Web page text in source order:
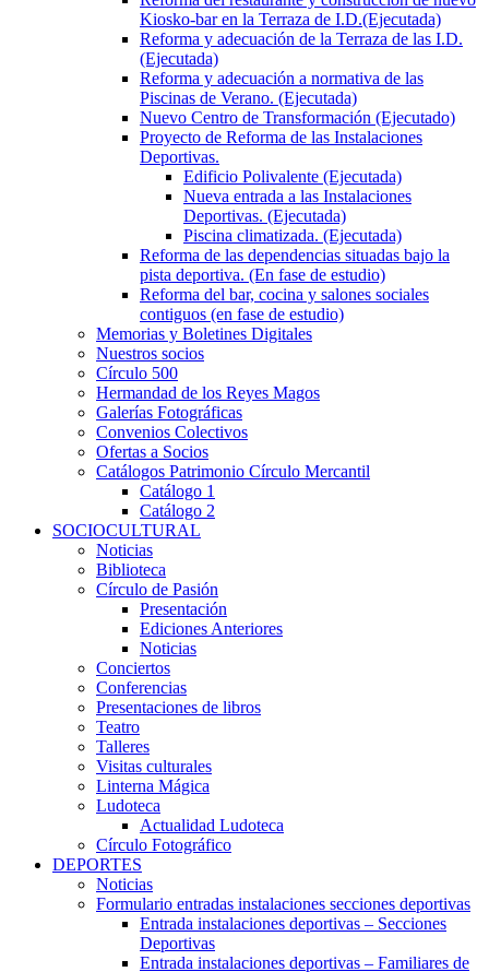
Kiosko-bar en la Terraza de I.D.(Ejecutada)
Reforma y adecuación de la Terraza de las I.D.
(Ejecutada)
Reforma y adecuación a normativa de las
Piscinas de Verano. (Ejecutada)
Nuevo Centro de Transformación (Ejecutado)
Proyecto de Reforma de las Instalaciones
Deportivas.
Edificio Polivalente (Ejecutada)
Nueva entrada a las Instalaciones
Deportivas. (Ejecutada)
Piscina climatizada. (Ejecutada)
Reforma de las dependencias situadas bajo la
pista deportiva. (En fase de estudio)
Reforma del bar, cocina y salones sociales
contiguos (en fase de estudio)
Memorias y Boletines Digitales
Nuestros socios
Círculo 500
Hermandad de los Reyes Magos
Galerías Fotográficas
Convenios Colectivos
Ofertas a Socios
Catálogos Patrimonio Círculo Mercantil
Catálogo 1
Catálogo 2
SOCIOCULTURAL
Noticias
Biblioteca
Círculo de Pasión
Presentación
Ediciones Anteriores
Noticias
Conciertos
Conferencias
Presentaciones de libros
Teatro
Talleres
Visitas culturales
Linterna Mágica
Ludoteca
Actualidad Ludoteca
Círculo Fotográfico
DEPORTES
Noticias
Formulario entradas instalaciones secciones deportivas
Entrada instalaciones deportivas – Secciones
Deportivas
Entrada instalaciones deportivas – Familiares de